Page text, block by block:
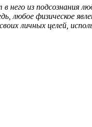
из подсознания
любое физическое
личных целей,